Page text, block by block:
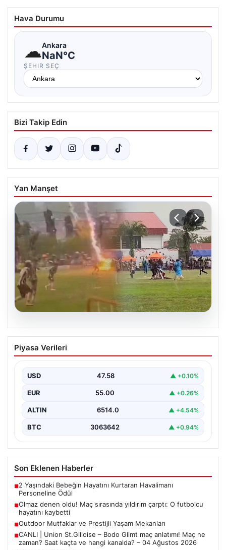
Hava Durumu
☁Ankara
NaN°C
ŞEHIR SEÇ
Bizi Takip Edin
Yan Manşet
04.08.2026
Olmaz denen oldu! Maç sırasında
yıldırım çarptı: O futbolcu hayatını
Piyasa Verileri
USD 47.58 ▲ +0.10%
EUR 55.00 ▲ +0.26%
ALTIN 6514.0 ▲ +4.54%
BTC 3063642 ▲ +0.94%
Son Eklenen Haberler
■2 Yaşındaki Bebeğin Hayatını Kurtaran Havalimanı
Personeline Ödül
■Olmaz denen oldu! Maç sırasında yıldırım çarptı: O futbolcu
hayatını kaybetti
■Outdoor Mutfaklar ve Prestijli Yaşam Mekanları
■CANLI | Union St.Gilloise – Bodo Glimt maç anlatımı! Maç ne
zaman? Saat kaçta ve hangi kanalda? – 04 Ağustos 2026